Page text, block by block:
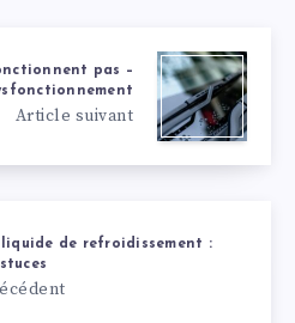
pas –
Article suivant
liquide de refroidissement :